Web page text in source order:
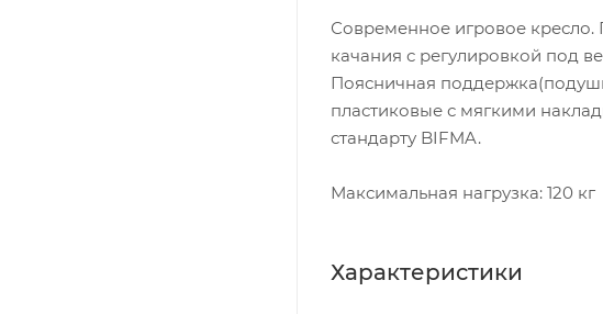
Современное игровое
качания с регулировкой под
Поясничная
пластиковые с мягкими
стандарту BIFMA.
Максимальная нагрузка: 120 кг
Характеристики